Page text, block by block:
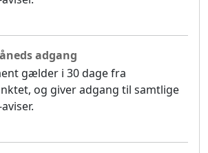
adgang
gælder i 30 dage fra
og giver adgang til samtlige